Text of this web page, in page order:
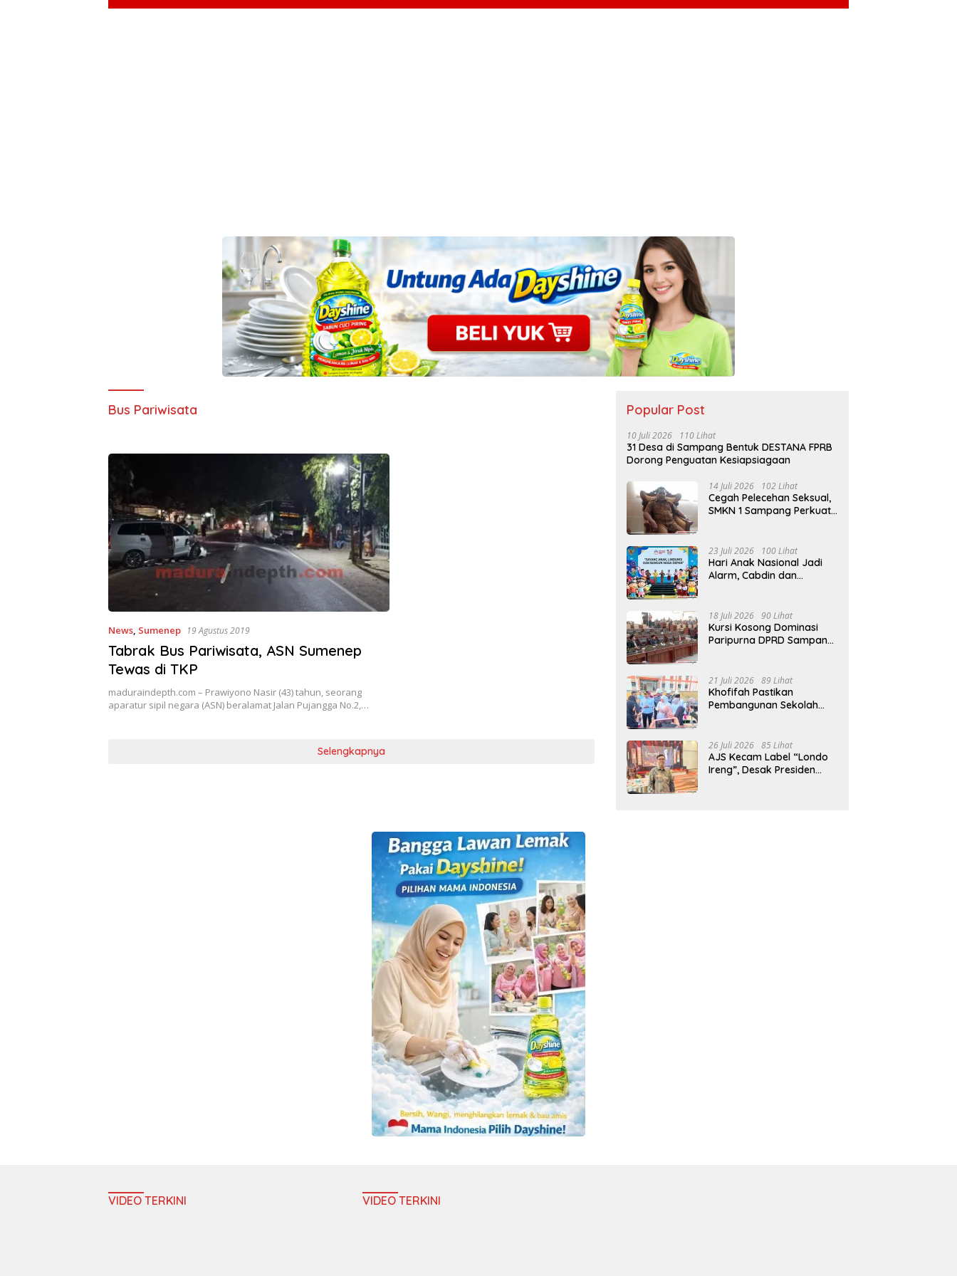
Bus Pariwisata
News, Sumenep 19 Agustus 2019
Tabrak Bus Pariwisata, ASN Sumenep
Tewas di TKP
maduraindepth.com – Prawiyono Nasir (43) tahun, seorang
aparatur sipil negara (ASN) beralamat Jalan Pujangga No.2,…
Selengkapnya
Popular Post
10 Juli 2026 110 Lihat
31 Desa di Sampang Bentuk DESTANA FPRB
Dorong Penguatan Kesiapsiagaan
14 Juli 2026 102 Lihat
Cegah Pelecehan Seksual,
SMKN 1 Sampang Perkuat
23 Juli 2026 100 Lihat
Hari Anak Nasional Jadi
Alarm, Cabdin dan
Kekerasan Seksual Anak
18 Juli 2026 90 Lihat
Kursi Kosong Dominasi
Paripurna DPRD Sampang,
21 Juli 2026 89 Lihat
Khofifah Pastikan
Pembangunan Sekolah
Indonesia Emas
26 Juli 2026 85 Lihat
AJS Kecam Label “Londo
Ireng”, Desak Presiden
VIDEO TERKINI VIDEO TERKINI